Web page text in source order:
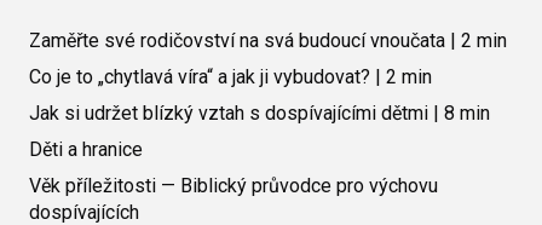
Zaměřte své rodičovství na svá budoucí vnoučata | 2 min
Co je to „chytlavá víra“ a jak ji vybudovat? | 2 min
Jak si udržet blízký vztah s dospívajícími dětmi | 8 min
Děti a hranice
Věk příležitosti — Biblický průvodce pro výchovu
dospívajících